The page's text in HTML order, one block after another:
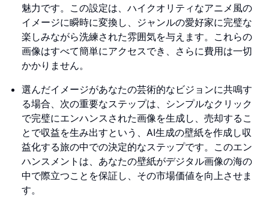
魅力です。この設定は、ハイクオリティなアニメ風の
イメージに瞬時に変換し、ジャンルの愛好家に完璧な
楽しみながら洗練された雰囲気を与えます。これらの
画像はすべて簡単にアクセスでき、さらに費用は一切
かかりません。
選んだイメージがあなたの芸術的なビジョンに共鳴す
る場合、次の重要なステップは、シンプルなクリック
で完璧にエンハンスされた画像を生成し、売却するこ
とで収益を生み出すという、AI生成の壁紙を作成し収
益化する旅の中での決定的なステップです。このエン
ハンスメントは、あなたの壁紙がデジタル画像の海の
中で際立つことを保証し、その市場価値を向上させま
す。